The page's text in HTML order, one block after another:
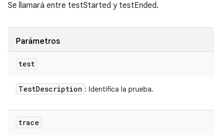
Se llamará entre testStarted y testEnded.
Parámetros
test
TestDescription : Identifica la prueba.
trace